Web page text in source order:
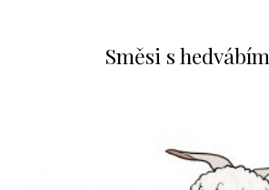
Směsi s hedvábím